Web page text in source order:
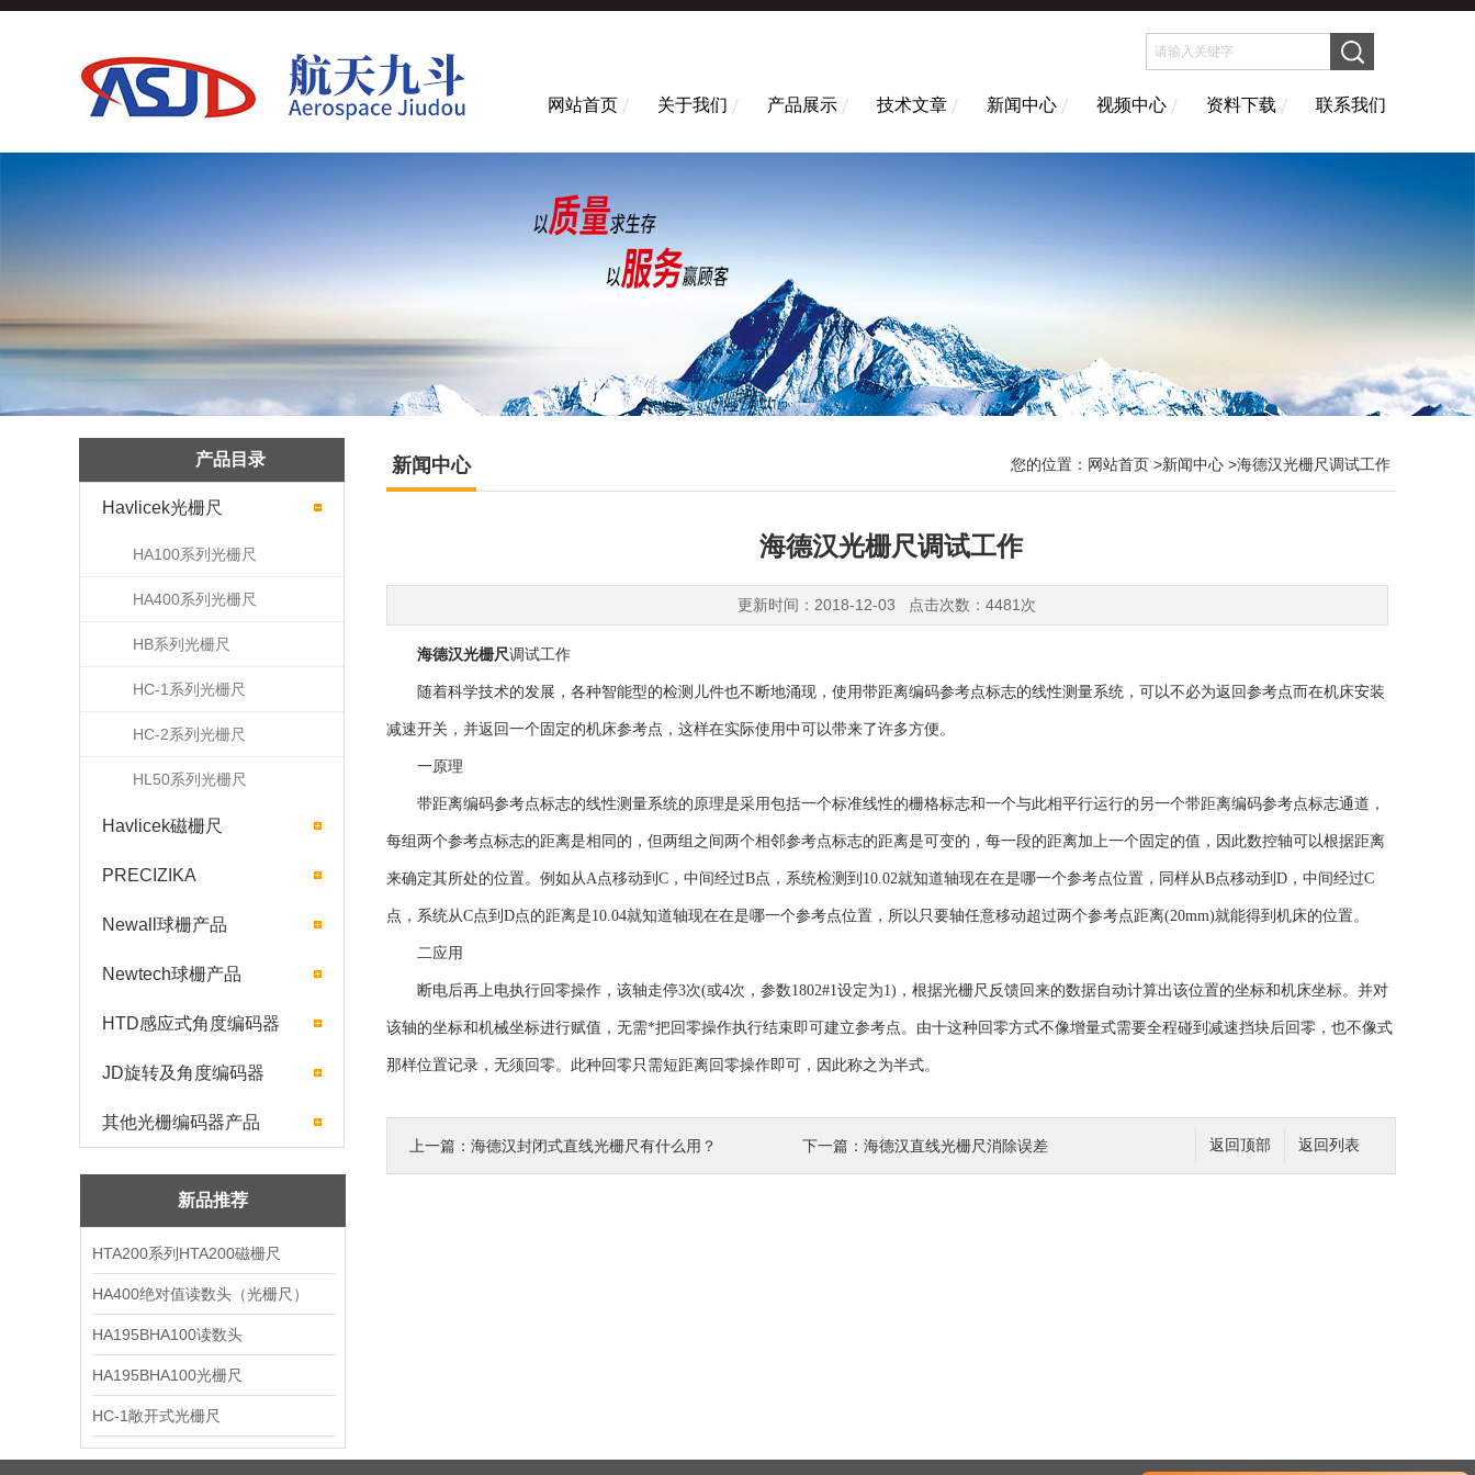
网站首页 关于我们 产品展示 技术文章 新闻中心 视频中心 资料下载 联系我们
产品目录
Havlicek光栅尺
HA100系列光栅尺
HA400系列光栅尺
HB系列光栅尺
HC-1系列光栅尺
HC-2系列光栅尺
HL50系列光栅尺
Havlicek磁栅尺
PRECIZIKA
Newall球栅产品
Newtech球栅产品
HTD感应式角度编码器
JD旋转及角度编码器
其他光栅编码器产品
新品推荐
HTA200系列HTA200磁栅尺
HA400绝对值读数头（光栅尺）
HA195BHA100读数头
HA195BHA100光栅尺
HC-1敞开式光栅尺
新闻中心 您的位置： 网站首页 >新闻中心 >海德汉光栅尺调试工作
海德汉光栅尺调试工作
更新时间：2018-12-03 点击次数：4481次
海德汉光栅尺调试工作
随着科学技术的发展，各种智能型的检测儿件也不断地涌现，使用带距离编码参考点标志的线性测量系统，可以不必为返回参考点而在机床安装
减速开关，并返回一个固定的机床参考点，这样在实际使用中可以带来了许多方便。
一原理
带距离编码参考点标志的线性测量系统的原理是采用包括一个标准线性的栅格标志和一个与此相平行运行的另一个带距离编码参考点标志通道，
每组两个参考点标志的距离是相同的，但两组之间两个相邻参考点标志的距离是可变的，每一段的距离加上一个固定的值，因此数控轴可以根据距离
来确定其所处的位置。例如从A点移动到C，中间经过B点，系统检测到10.02就知道轴现在在是哪一个参考点位置，同样从B点移动到D，中间经过C
点，系统从C点到D点的距离是10.04就知道轴现在在是哪一个参考点位置，所以只要轴任意移动超过两个参考点距离(20mm)就能得到机床的位置。
二应用
断电后再上电执行回零操作，该轴走停3次(或4次，参数1802#1设定为1)，根据光栅尺反馈回来的数据自动计算出该位置的坐标和机床坐标。并对
该轴的坐标和机械坐标进行赋值，无需*把回零操作执行结束即可建立参考点。由十这种回零方式不像增量式需要全程碰到减速挡块后回零，也不像式
那样位置记录，无须回零。此种回零只需短距离回零操作即可，因此称之为半式。
上一篇： 海德汉封闭式直线光栅尺有什么用？ 下一篇： 海德汉直线光栅尺消除误差 返回列表
返回顶部